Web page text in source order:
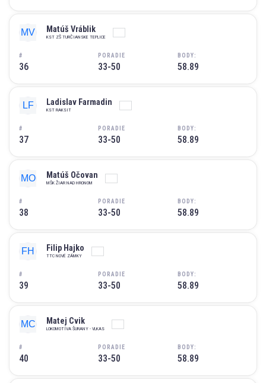
#
36
Matúš Vráblik
KST ZŠ TURČIANSKE TEPLICE
PORADIE
33-50
BODY:
58.89
#
37
Ladislav Farmadin
KST RAKSIT
PORADIE
33-50
BODY:
58.89
#
38
Matúš Očovan
MŠK ŽIAR NAD HRONOM
PORADIE
33-50
BODY:
58.89
#
39
Filip Hajko
TTC NOVÉ ZÁMKY
PORADIE
33-50
BODY:
58.89
#
40
Matej Cvik
LOKOMOTÍVA ŠURANY - VLKAS
PORADIE
33-50
BODY:
58.89